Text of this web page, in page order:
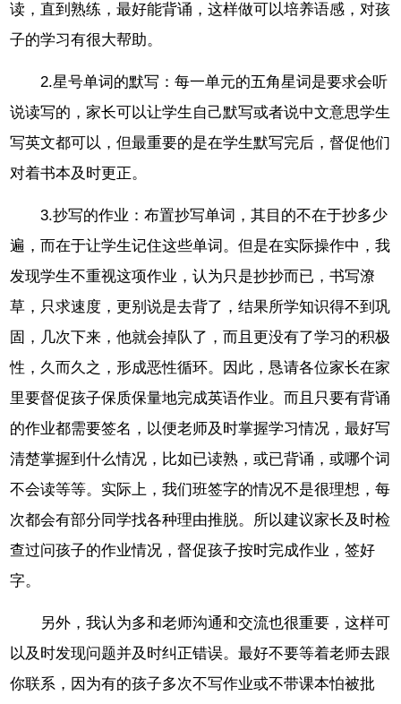
读，直到熟练，最好能背诵，这样做可以培养语感，对孩
子的学习有很大帮助。
2.星号单词的默写：每一单元的五角星词是要求会听
说读写的，家长可以让学生自己默写或者说中文意思学生
写英文都可以，但最重要的是在学生默写完后，督促他们
对着书本及时更正。
3.抄写的作业：布置抄写单词，其目的不在于抄多少
遍，而在于让学生记住这些单词。但是在实际操作中，我
发现学生不重视这项作业，认为只是抄抄而已，书写潦
草，只求速度，更别说是去背了，结果所学知识得不到巩
固，几次下来，他就会掉队了，而且更没有了学习的积极
性，久而久之，形成恶性循环。因此，恳请各位家长在家
里要督促孩子保质保量地完成英语作业。而且只要有背诵
的作业都需要签名，以便老师及时掌握学习情况，最好写
清楚掌握到什么情况，比如已读熟，或已背诵，或哪个词
不会读等等。实际上，我们班签字的情况不是很理想，每
次都会有部分同学找各种理由推脱。所以建议家长及时检
查过问孩子的作业情况，督促孩子按时完成作业，签好
字。
另外，我认为多和老师沟通和交流也很重要，这样可
以及时发现问题并及时纠正错误。最好不要等着老师去跟
你联系，因为有的孩子多次不写作业或不带课本怕被批